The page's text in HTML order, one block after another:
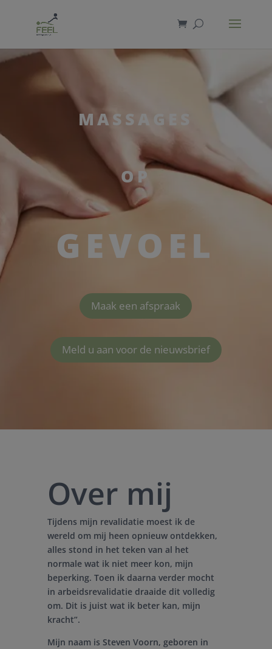
MASSAGES
OP
GEVOEL
Maak een afspraak
Meld u aan voor de nieuwsbrief
Over mij
Tijdens mijn revalidatie moest ik de
wereld om mij heen opnieuw ontdekken,
alles stond in het teken van al het
normale wat ik niet meer kon, mijn
beperking. Toen ik daarna verder mocht
in arbeidsrevalidatie draaide dit volledig
om. Dit is juist wat ik beter kan, mijn
kracht”.
Mijn naam is Steven Voorn, geboren in